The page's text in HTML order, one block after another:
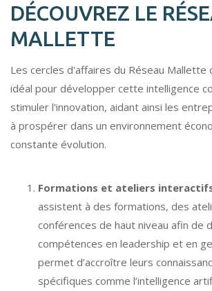
DÉCOUVREZ LE
MALLETTE
Les cercles d'affaires du Réseau Mallette
idéal pour développer cette intelligence
stimuler l'innovation, aidant ainsi les
à prospérer dans un environnement
constante évolution.
Formations et ateliers
assistent à des formations, des
conférences de haut niveau afin de
compétences en leadership et en
permet d’accroître leurs
spécifiques comme l’intelligence